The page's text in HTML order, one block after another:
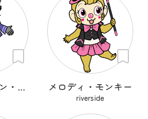
バラード・パン・ボノボ メロディ・モンキー
riverside